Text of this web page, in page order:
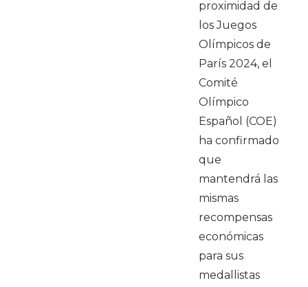
proximidad de
los Juegos
Olímpicos de
París 2024, el
Comité
Olímpico
Español (COE)
ha confirmado
que
mantendrá las
mismas
recompensas
económicas
para sus
medallistas